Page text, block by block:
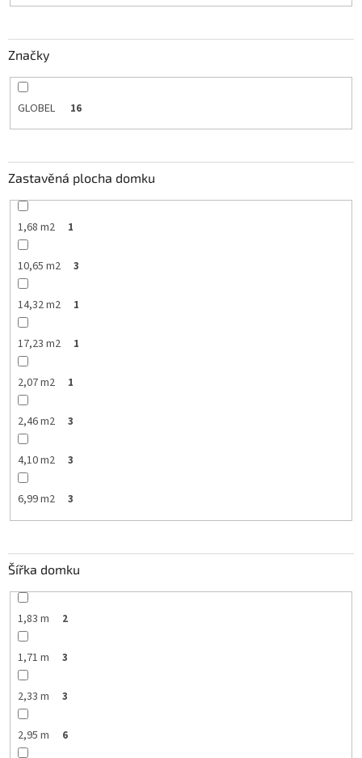
Značky
GLOBEL 16
Zastavěná plocha domku
1,68 m2 1
10,65 m2 3
14,32 m2 1
17,23 m2 1
2,07 m2 1
2,46 m2 3
4,10 m2 3
6,99 m2 3
Šířka domku
1,83 m 2
1,71 m 3
2,33 m 3
2,95 m 6